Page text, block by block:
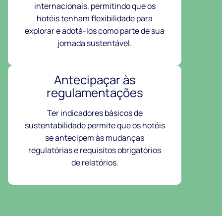
internacionais, permitindo que os
hotéis tenham flexibilidade para
explorar e adotá-los como parte de sua
jornada sustentável.
Antecipaçar às
regulamentações
Ter indicadores básicos de
sustentabilidade permite que os hotéis
se antecipem às mudanças
regulatórias e requisitos obrigatórios
de relatórios.